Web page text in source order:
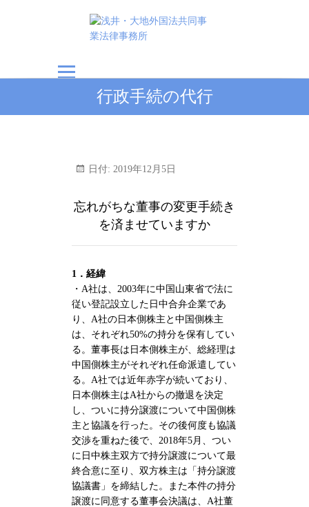
浅井・大地外国法共
同事業法律事務所
行政手続の代行
日付: 2019年12月5日
忘れがちな董事の変更手続き
を済ませていますか
1．経緯
・A社は、2003年に中国山東省で法に
従い登記設立した日中合弁企業であ
り、A社の日本側株主と中国側株主
は、それぞれ50%の持分を保有してい
る。董事長は日本側株主が、総経理は
中国側株主がそれぞれ任命派遣してい
る。A社では近年赤字が続いており、
日本側株主はA社からの撤退を決定
し、ついに持分譲渡について中国側株
主と協議を行った。その後何度も協議
交渉を重ねた後で、2018年5月、つい
に日中株主双方で持分譲渡について最
終合意に至り、双方株主は「持分譲渡
協議書」を締結した。また本件の持分
譲渡に同意する董事会決議は、A社董